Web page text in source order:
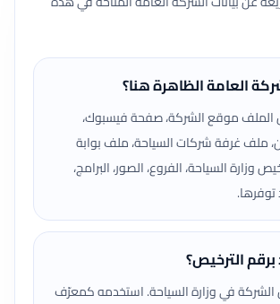
العامة الظاهرة هنا؟
موقع الشركة، صفحة فيسبوك،
ملف غرفة شركات السياحة، ملف بوابة
وزارة السياحة، الفروع، الصور، البرامج،
توفرها.
الترخيص؟
في وزارة السياحة. استخدمه كمعرّف